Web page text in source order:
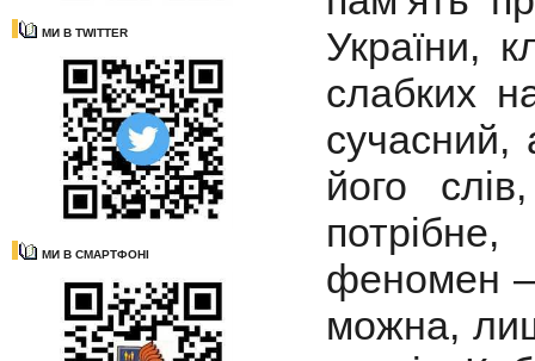
МИ В TWITTER
МИ В СМАРТФОНІ
України,
слабких
сучасний,
його
феномен –
можна,